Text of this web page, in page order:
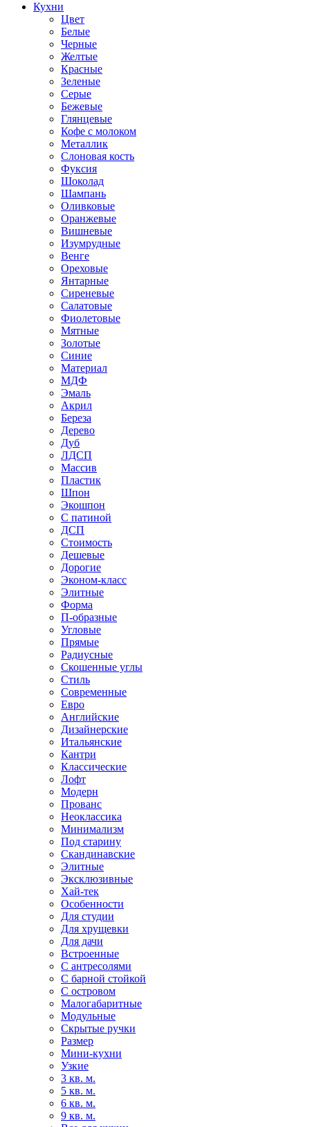
Кухни
Цвет
Белые
Черные
Желтые
Красные
Зеленые
Серые
Бежевые
Глянцевые
Кофе с молоком
Металлик
Слоновая кость
Фуксия
Шоколад
Шампань
Оливковые
Оранжевые
Вишневые
Изумрудные
Венге
Ореховые
Янтарные
Сиреневые
Салатовые
Фиолетовые
Мятные
Золотые
Синие
Материал
МДФ
Эмаль
Акрил
Береза
Дерево
Дуб
ЛДСП
Массив
Пластик
Шпон
Экошпон
С патиной
ДСП
Стоимость
Дешевые
Дорогие
Эконом-класс
Элитные
Форма
П-образные
Угловые
Прямые
Радиусные
Скошенные углы
Стиль
Современные
Евро
Английские
Дизайнерские
Итальянские
Кантри
Классические
Лофт
Модерн
Прованс
Неоклассика
Минимализм
Под старину
Скандинавские
Элитные
Эксклюзивные
Хай-тек
Особенности
Для студии
Для хрущевки
Для дачи
Встроенные
С антресолями
С барной стойкой
С островом
Малогабаритные
Модульные
Скрытые ручки
Размер
Мини-кухни
Узкие
3 кв. м.
5 кв. м.
6 кв. м.
9 кв. м.